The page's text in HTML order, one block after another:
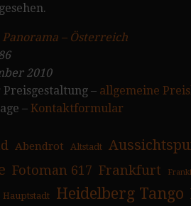
Panorama – Österreich
2010
– allgemeine
– Kontaktformular
Abendrot Altstadt
Fotoman 617 Frankfurt
Hauptstadt Heidelberg Tango